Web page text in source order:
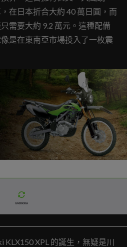
在日本折合大約 40 萬日圓，而
需要大約 9.2 萬元。這種配備
是在東南亞市場投入了一枚震
KLX150 XPL 的誕生，無疑是川